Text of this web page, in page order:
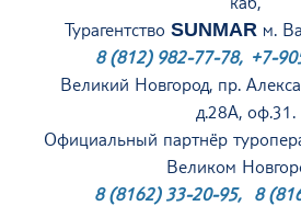
Турагентство SUNMAR м.
8 (812) 982-77-78, +7-
Великий Новгород, пр.
д.28А, оф.31.
Официальный партнёр
Великом
8 (8162) 33-20-95, 8